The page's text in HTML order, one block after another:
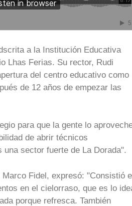
a la Institución Educativa
Lhas Ferias. Su rector, Rudi
del centro educativo como
de 12 años de empezar las
para que la gente lo
de abrir técnicos
una sector fuerte de La Dorada".
Fidel, expresó: "Consistió
en el cielorraso, que es lo
porque refresca. También